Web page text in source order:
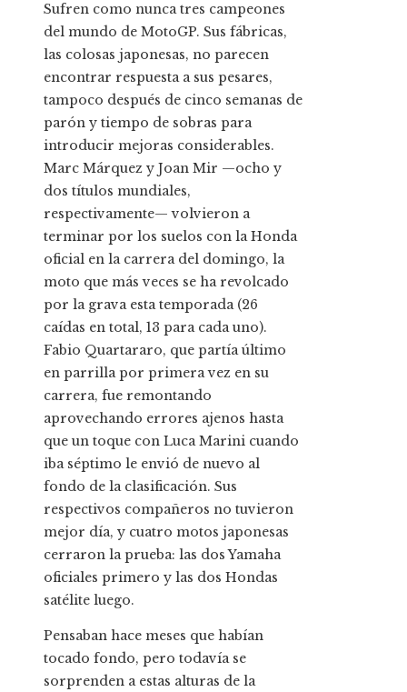
Sufren como nunca tres campeones
del mundo de MotoGP. Sus fábricas,
las colosas japonesas, no parecen
encontrar respuesta a sus pesares,
tampoco después de cinco semanas de
parón y tiempo de sobras para
introducir mejoras considerables.
Marc Márquez y Joan Mir —ocho y
dos títulos mundiales,
respectivamente— volvieron a
terminar por los suelos con la Honda
oficial en la carrera del domingo, la
moto que más veces se ha revolcado
por la grava esta temporada (26
caídas en total, 13 para cada uno).
Fabio Quartararo, que partía último
en parrilla por primera vez en su
carrera, fue remontando
aprovechando errores ajenos hasta
que un toque con Luca Marini cuando
iba séptimo le envió de nuevo al
fondo de la clasificación. Sus
respectivos compañeros no tuvieron
mejor día, y cuatro motos japonesas
cerraron la prueba: las dos Yamaha
oficiales primero y las dos Hondas
satélite luego.
Pensaban hace meses que habían
tocado fondo, pero todavía se
sorprenden a estas alturas de la